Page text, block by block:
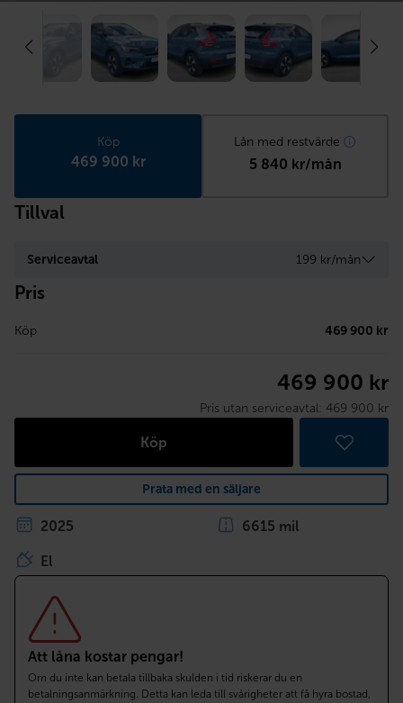
Köp
469 900 kr
Lån med restvärde
5 840 kr/mån
Tillval
Serviceavtal 199 kr/mån
Pris
Köp 469 900 kr
469 900 kr
Pris utan serviceavtal: 469 900 kr
Köp
Prata med en säljare
2025 6615 mil
El
Att låna kostar pengar!
Om du inte kan betala tillbaka skulden i tid riskerar du en
betalningsanmärkning. Detta kan leda till svårigheter att få hyra bostad,